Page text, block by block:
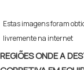
Estas imagens foram
livremente na internet
REGIÕES ONDE A